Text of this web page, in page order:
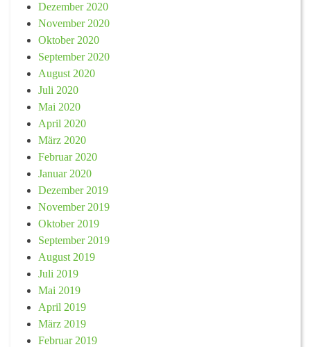
Dezember 2020
November 2020
Oktober 2020
September 2020
August 2020
Juli 2020
Mai 2020
April 2020
März 2020
Februar 2020
Januar 2020
Dezember 2019
November 2019
Oktober 2019
September 2019
August 2019
Juli 2019
Mai 2019
April 2019
März 2019
Februar 2019